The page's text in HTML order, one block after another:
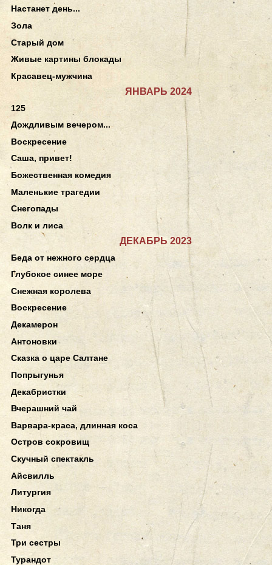
Настанет день...
Зола
Старый дом
Живые картины блокады
Красавец-мужчина
ЯНВАРЬ 2024
125
Дождливым вечером...
Воскресение
Саша, привет!
Божественная комедия
Маленькие трагедии
Снегопады
Волк и лиса
ДЕКАБРЬ 2023
Беда от нежного сердца
Глубокое синее море
Снежная королева
Воскресение
Декамерон
Антоновки
Сказка о царе Салтане
Попрыгунья
Декабристки
Вчерашний чай
Варвара-краса, длинная коса
Остров сокровищ
Скучный спектакль
Айсвилль
Литургия
Никогда
Таня
Три сестры
Турандот